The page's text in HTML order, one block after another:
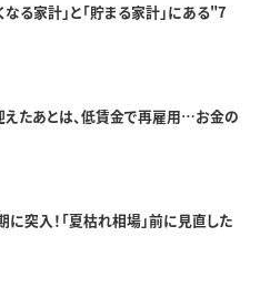
なる家計」と「貯まる家計」にある"7
たあとは、低賃金で再雇用…お金の
突入！「夏枯れ相場」前に見直した